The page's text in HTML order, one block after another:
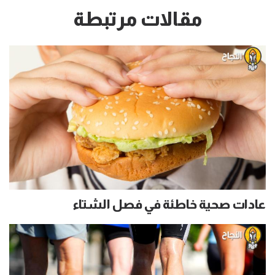
مقالات مرتبطة
عادات صحية خاطئة في فصل الشتاء